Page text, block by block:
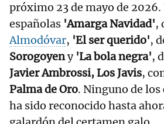
próximo 23 de mayo de 2026.
españolas 'Amarga Navidad',
Almodóvar, 'El ser querido',
Sorogoyeny 'La bola negra',
Javier Ambrossi, Los Javis,
Palma de Oro. Ninguno de
ha sido reconocido hasta